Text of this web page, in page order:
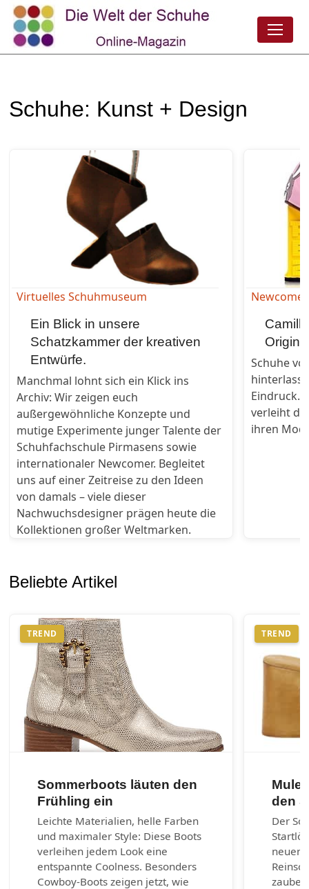
Schuhe: Kunst + Design
Virtuelles Schuhmuseum
Ein Blick in unsere
Schatzkammer der kreativen
Entwürfe.
Manchmal lohnt sich ein Klick ins
Archiv: Wir zeigen euch
außergewöhnliche Konzepte und
mutige Experimente junger Talente der
Schuhfachschule Pirmasens sowie
internationaler Newcomer. Begleitet
uns auf einer Zeitreise zu den Ideen
von damals – viele dieser
Nachwuchsdesigner prägen heute die
Kollektionen großer Weltmarken.
Newcomer
Schuhe
Eindruck.
verleiht
ihren
Beliebte Artikel
TREND
Sommerboots läuten den
Frühling ein
Leichte Materialien, helle Farben
und maximaler Style: Diese Boots
verleihen jedem Look eine
entspannte Coolness. Besonders
Cowboy-Boots zeigen jetzt, wie
TREND
den
Der
neuen